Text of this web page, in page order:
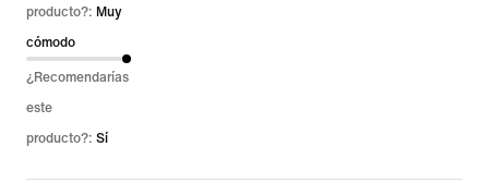
producto?: Muy
cómodo
¿Recomendarías
este
producto?: Sí